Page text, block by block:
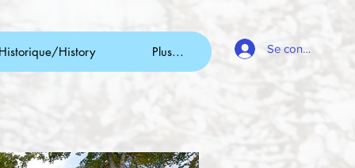
History Plus... Se connecter /